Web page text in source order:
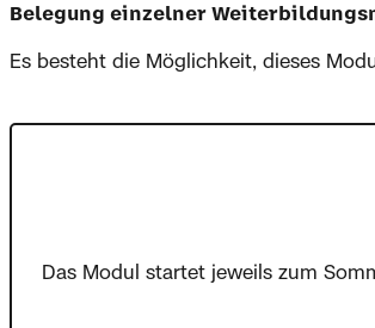
Belegung einzelner
Es besteht die Möglichkeit, dieses
Das Modul startet jeweils zum